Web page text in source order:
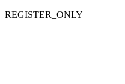
REGISTER_ONLY